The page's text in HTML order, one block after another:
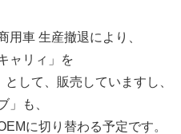
用車 生産撤退により、
ャリィ」を
して、販売していますし、
」も、
に切り替わる予定です。